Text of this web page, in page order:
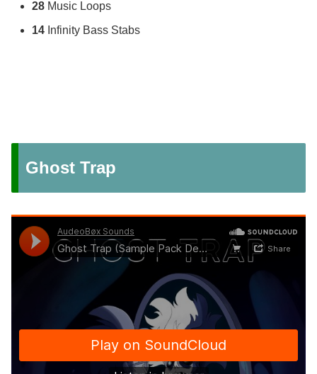
28 Music Loops
14 Infinity Bass Stabs
Ghost Trap